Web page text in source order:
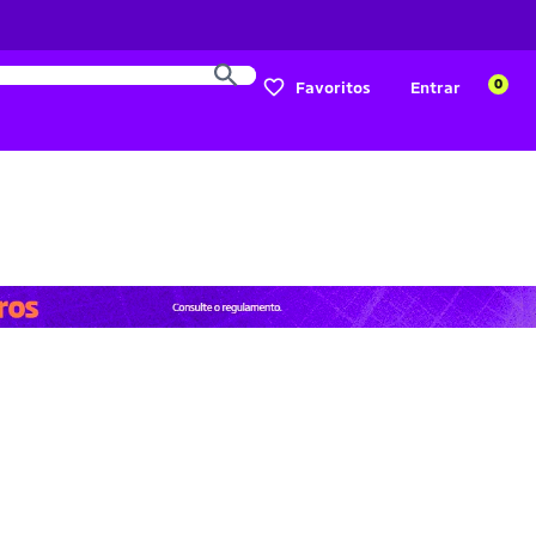
Favoritos Entrar 0